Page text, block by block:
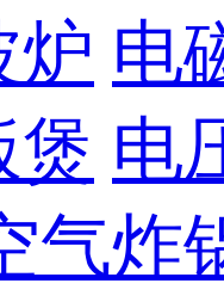
炉 电
煲 电
气炸